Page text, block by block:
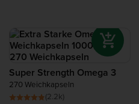
Proteinreiche Nahrungsmittel
Super Strength Omega 3
270 Weichkapseln
(2.2k)